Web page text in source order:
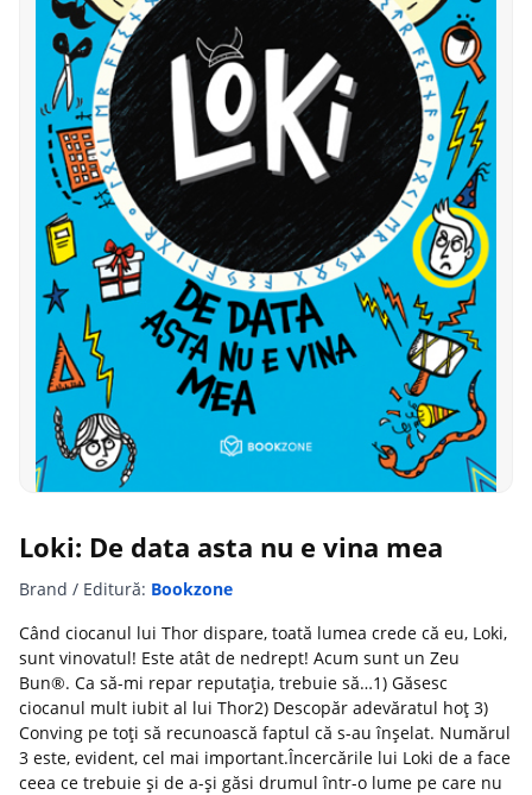
Loki: De data asta nu e vina mea
Brand / Editură: Bookzone
Când ciocanul lui Thor dispare, toată lumea crede că eu, Loki,
sunt vinovatul! Este atât de nedrept! Acum sunt un Zeu
Bun®. Ca să-mi repar reputația, trebuie să…1) Găsesc
ciocanul mult iubit al lui Thor2) Descopăr adevăratul hoț 3)
Conving pe toți să recunoască faptul că s-au înșelat. Numărul
3 este, evident, cel mai important.Încercările lui Loki de a face
ceea ce trebuie și de a-și găsi drumul într-o lume pe care nu